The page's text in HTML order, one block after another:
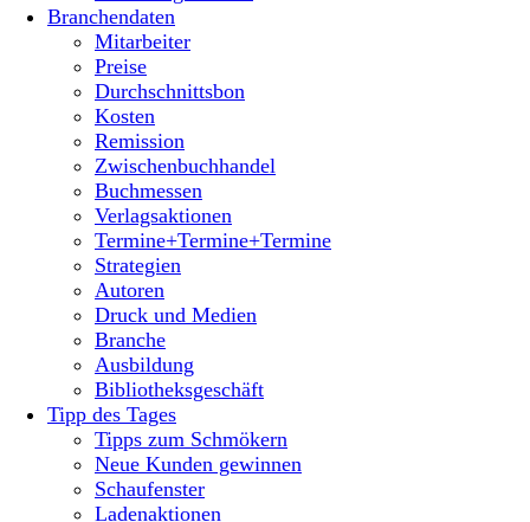
Branchendaten
Mitarbeiter
Preise
Durchschnittsbon
Kosten
Remission
Zwischenbuchhandel
Buchmessen
Verlagsaktionen
Termine+Termine+Termine
Strategien
Autoren
Druck und Medien
Branche
Ausbildung
Bibliotheksgeschäft
Tipp des Tages
Tipps zum Schmökern
Neue Kunden gewinnen
Schaufenster
Ladenaktionen